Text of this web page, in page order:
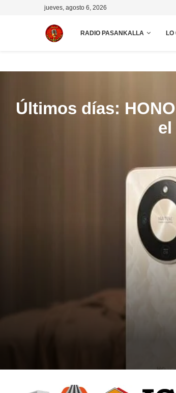
jueves, agosto 6, 2026
RADIO PASANKALLA LO
Últimos días: